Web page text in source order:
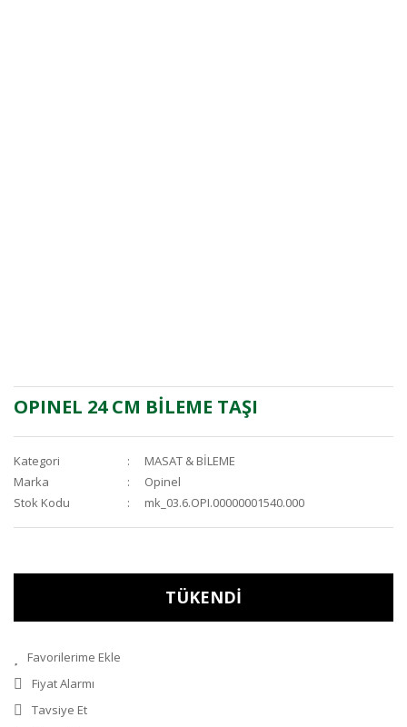
OPINEL 24 CM BİLEME TAŞI
Kategori
MASAT & BİLEME
Marka
Opinel
Stok Kodu
mk_03.6.OPI.00000001540.000
TÜKENDİ
Fiyat Alarmı
Tavsiye Et